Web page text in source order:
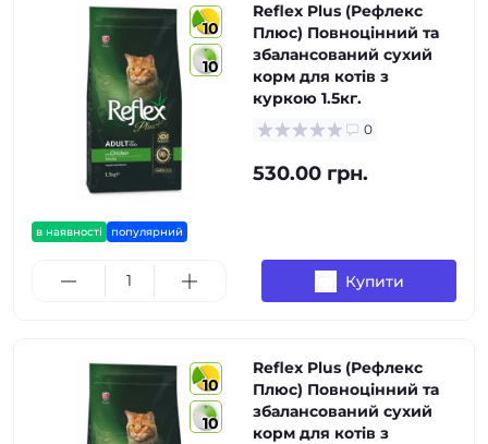
10
10
в наявності популярний
Reflex Plus (Рефлекс
Плюс) Повноцінний та
збалансований сухий
корм для котів з
куркою 1.5кг.
0
530.00 грн.
Купити
10
10
Reflex Plus (Рефлекс
Плюс) Повноцінний та
збалансований сухий
корм для котів з